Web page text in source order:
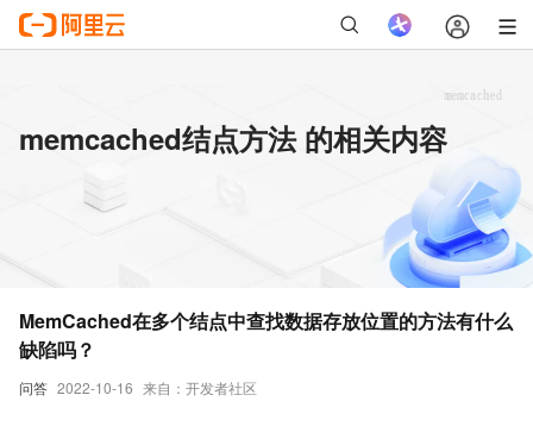
memcached结点方法 的相关内容
问答 2022-10-16 来自：开发者社区
MemCached在多个结点中查找数据存放位置的方法有什么
缺陷吗？